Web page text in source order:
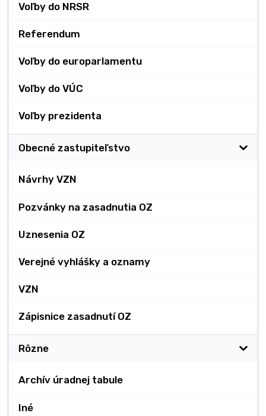
Voľby do NRSR
Referendum
Voľby do europarlamentu
Voľby do VÚC
Voľby prezidenta
Obecné zastupiteľstvo
Návrhy VZN
Pozvánky na zasadnutia OZ
Uznesenia OZ
Verejné vyhlášky a oznamy
VZN
Zápisnice zasadnutí OZ
Rôzne
Archív úradnej tabule
Iné